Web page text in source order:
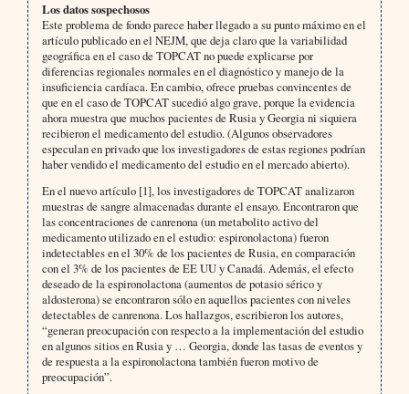
Los datos sospechosos
Este problema de fondo parece haber llegado a su punto máximo en el
artículo publicado en el NEJM, que deja claro que la variabilidad
geográfica en el caso de TOPCAT no puede explicarse por
diferencias regionales normales en el diagnóstico y manejo de la
insuficiencia cardíaca. En cambio, ofrece pruebas convincentes de
que en el caso de TOPCAT sucedió algo grave, porque la evidencia
ahora muestra que muchos pacientes de Rusia y Georgia ni siquiera
recibieron el medicamento del estudio. (Algunos observadores
especulan en privado que los investigadores de estas regiones podrían
haber vendido el medicamento del estudio en el mercado abierto).
En el nuevo artículo [1], los investigadores de TOPCAT analizaron
muestras de sangre almacenadas durante el ensayo. Encontraron que
las concentraciones de canrenona (un metabolito activo del
medicamento utilizado en el estudio: espironolactona) fueron
indetectables en el 30% de los pacientes de Rusia, en comparación
con el 3% de los pacientes de EE UU y Canadá. Además, el efecto
deseado de la espironolactona (aumentos de potasio sérico y
aldosterona) se encontraron sólo en aquellos pacientes con niveles
detectables de canrenona. Los hallazgos, escribieron los autores,
“generan preocupación con respecto a la implementación del estudio
en algunos sitios en Rusia y … Georgia, donde las tasas de eventos y
de respuesta a la espironolactona también fueron motivo de
preocupación”.